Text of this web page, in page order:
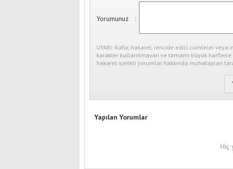
Yorumunuz :
UYARI: Küfür, hakaret, rencide edici cümleler veya
karakter kullanılmayan ve tamamı büyük harflerle
hakaret içerikli yorumlar hakkında muhatapları
Yapılan Yorumlar
Hiç